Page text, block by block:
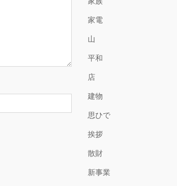
家電
山
平和
店
建物
思ひで
挨拶
散財
新事業